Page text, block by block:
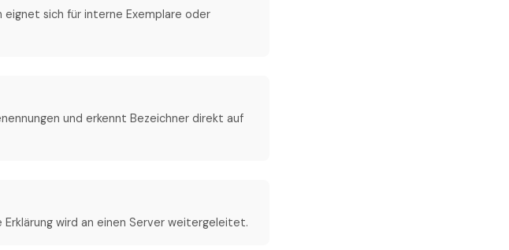
eignet sich für interne Exemplare oder
und erkennt Bezeichner direkt auf
wird an einen Server weitergeleitet.